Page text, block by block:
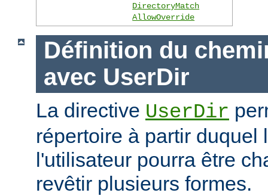
DirectoryMatch
AllowOverride
Définition du
avec UserDir
La directive UserDir
répertoire à partir duquel
l'utilisateur pourra être
revêtir plusieurs formes.